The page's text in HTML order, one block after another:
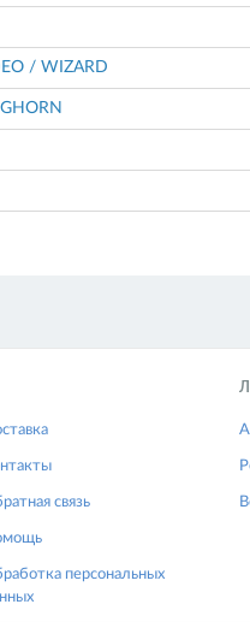
/ WIZARD
связь
персональных